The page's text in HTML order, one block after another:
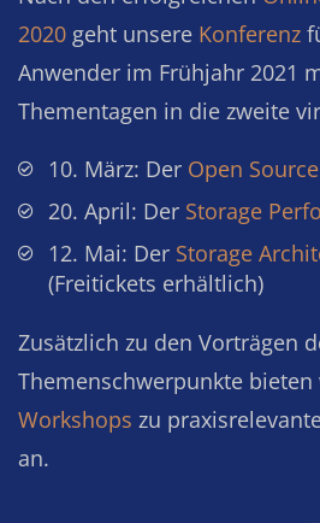
2020 geht unsere Konferenz
Anwender im Frühjahr 2021
Thementagen in die zweite
10. März: Der Open
20. April: Der Storage
12. Mai: Der Storage
(Freitickets erhältlich)
Zusätzlich zu den Vorträgen
Themenschwerpunkte bieten
Workshops zu
an.